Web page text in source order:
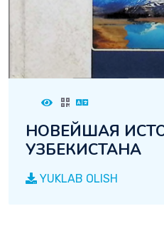
НОВЕЙШАЯ
УЗБЕКИСТАНА
YUKLAB OLISH